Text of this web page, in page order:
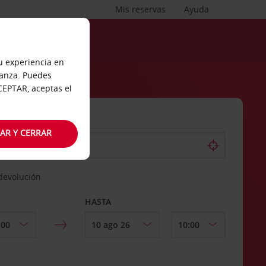
Ayuda
Mis reservas
HASTA
experiencia en
Puedes
aceptas el
Y CERRAR